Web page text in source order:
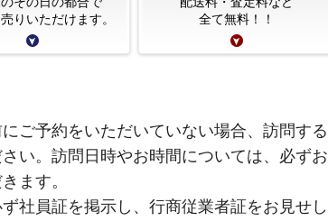
りいただけます。
全て無料！！
ご予約をいただいていない場合、訪問する
い。訪問日時やお時間については、必ずお
ます。
社員証を掲示し、行商従業者証をお見せし